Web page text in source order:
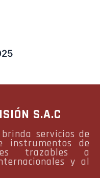
S.A.C
servicios de
instrumentos de
trazables a
y al